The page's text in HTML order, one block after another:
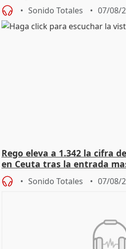
Sonido Totales 07/08/
Rego eleva a 1.342 la cifra
en Ceuta tras la entrada
Sonido Totales 07/08/